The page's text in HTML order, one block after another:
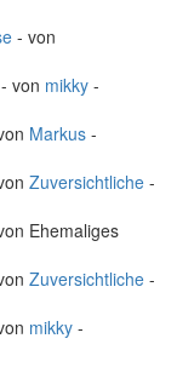
- von
- von mikky -
Markus -
Zuversichtliche -
Ehemaliges
Zuversichtliche -
mikky -